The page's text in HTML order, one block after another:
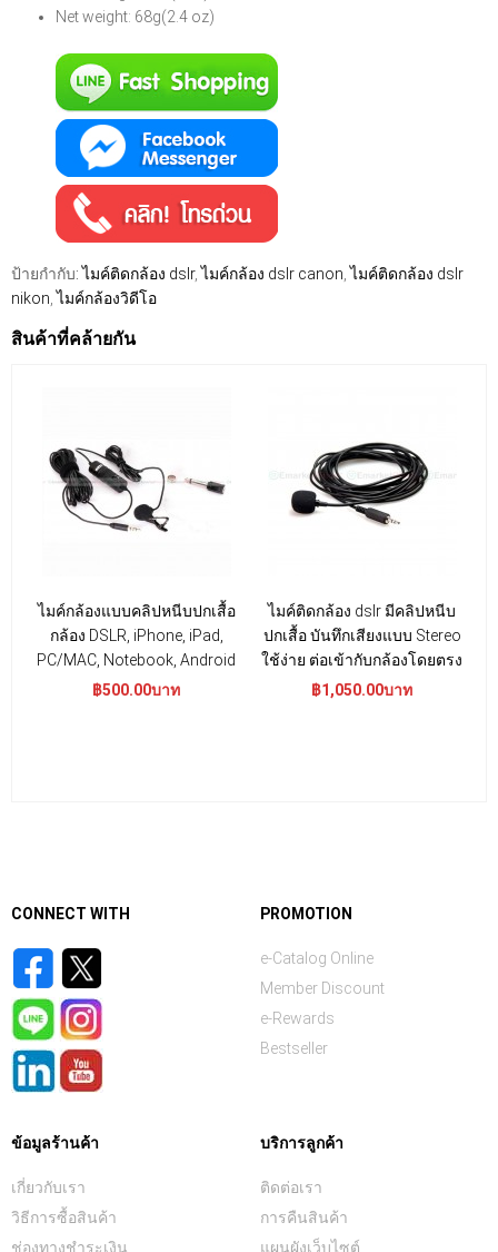
Net weight: 68g(2.4 oz)
ป้ายกำกับ: ไมค์ติดกล้อง dslr,ไมค์กล้อง dslr canon ,ไมค์ติดกล้อง dslr
nikon ,ไมค์กล้องวิดีโอ
สินค้าที่คล้ายกัน
ไมค์กล้องแบบคลิปหนีบปกเสื้อ
กล้อง DSLR, iPhone, iPad,
PC/MAC, Notebook, Android
฿500.00บาท
ไมค์ติดกล้อง dslr มีคลิปหนีบ
ปกเสื้อ บันทึกเสียงแบบ Stereo
ใช้ง่าย ต่อเข้ากับกล้องโดยตรง
฿1,050.00บาท
CONNECT WITH PROMOTION
e-Catalog Online
Member Discount
e-Rewards
Bestseller
ข้อมูลร้านค้า
เกี่ยวกับเรา
วิธีการซื้อสินค้า
ช่องทางชำระเงิน
บริการลูกค้า
ติดต่อเรา
การคืนสินค้า
แผนผังเว็บไซต์